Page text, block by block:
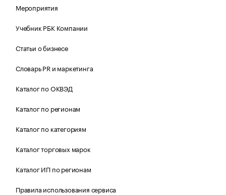
Мероприятия
Учебник РБК Компании
Статьи о бизнесе
Словарь PR и маркетинга
Каталог по ОКВЭД
Каталог по регионам
Каталог по категориям
Каталог торговых марок
Каталог ИП по регионам
Правила использования сервиса